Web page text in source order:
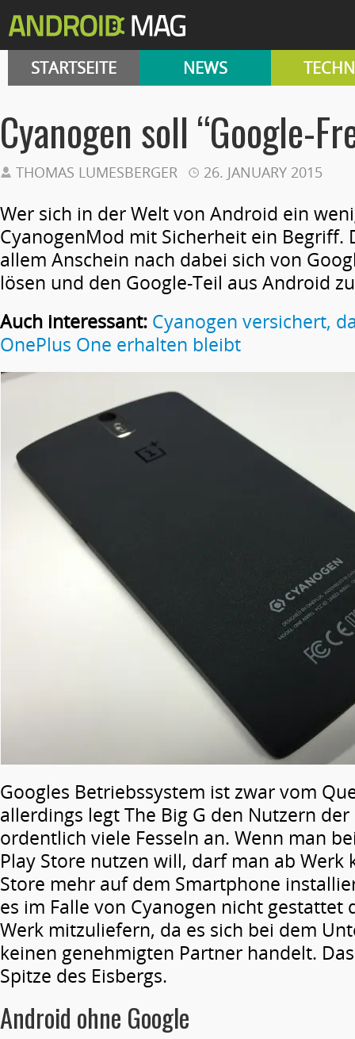
STARTSEITE NEWS
Cyanogen soll “Google-
THOMAS LUMESBERGER 26. JANUARY 2015
Wer sich in der Welt von Android ein
CyanogenMod mit Sicherheit ein Begriff.
allem Anschein nach dabei sich von
lösen und den Google-Teil aus Android
Auch interessant: Cyanogen versichert,
OnePlus One erhalten bleibt
Googles Betriebssystem ist zwar vom
allerdings legt The Big G den Nutzern
ordentlich viele Fesseln an. Wenn man
Play Store nutzen will, darf man ab
Store mehr auf dem Smartphone
es im Falle von Cyanogen nicht gestattet
Werk mitzuliefern, da es sich bei dem
keinen genehmigten Partner handelt.
Spitze des Eisbergs.
Android ohne Google